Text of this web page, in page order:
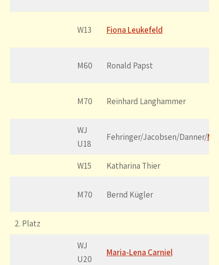
W13 Fiona Leukefeld
M60 Ronald Papst
M70 Reinhard Langhammer
WJ
U18
Fehringer/Jacobsen/Danner/
W15 Katharina Thier
M70 Bernd Kügler
2. Platz
WJ
U20
Maria-Lena Carniel